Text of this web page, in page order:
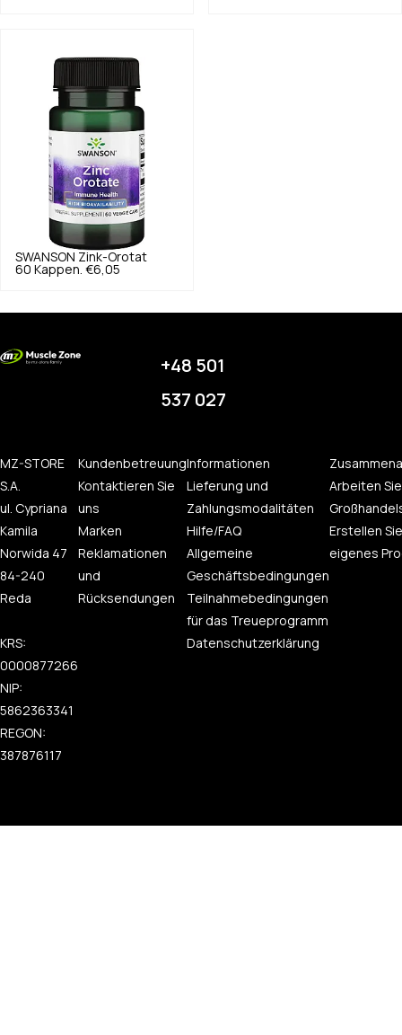
SWANSON Zink-Orotat
60 Kappen. €6,05
+48 501
537 027
MZ-STORE
S.A.
ul. Cypriana
Kamila
Norwida 47
84-240
Reda
KRS:
0000877266
NIP:
5862363341
REGON:
387876117
Kundenbetreuung
Kontaktieren Sie
uns
Marken
Reklamationen
und
Rücksendungen
Informationen
Lieferung und
Zahlungsmodalitäten
Hilfe/FAQ
Allgemeine
Geschäftsbedingungen
Teilnahmebedingungen
für das Treueprogramm
Datenschutzerklärung
Arbeiten
Erstellen
eigenes